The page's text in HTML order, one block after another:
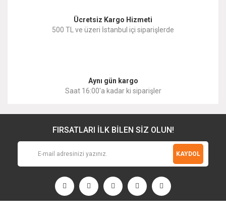
Ücretsiz Kargo Hizmeti
500 TL ve üzeri İstanbul içi siparişlerde
Aynı gün kargo
Saat 16:00'a kadar ki siparişler
FIRSATLARI İLK BİLEN SİZ OLUN!
KAYDOL